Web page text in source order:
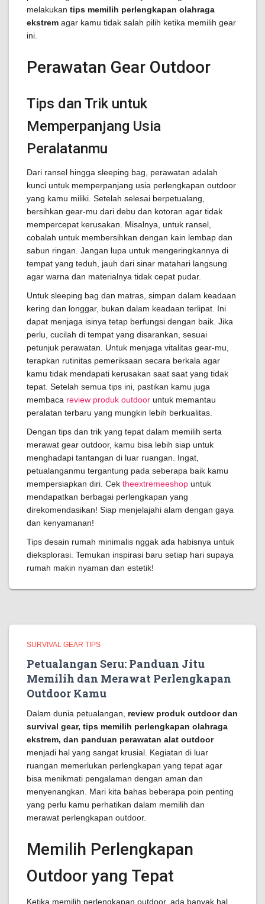
melakukan tips memilih perlengkapan olahraga
ekstrem agar kamu tidak salah pilih ketika memilih gear
ini.
Perawatan Gear Outdoor
Tips dan Trik untuk
Memperpanjang Usia
Peralatanmu
Dari ransel hingga sleeping bag, perawatan adalah
kunci untuk memperpanjang usia perlengkapan outdoor
yang kamu miliki. Setelah selesai berpetualang,
bersihkan gear-mu dari debu dan kotoran agar tidak
mempercepat kerusakan. Misalnya, untuk ransel,
cobalah untuk membersihkan dengan kain lembap dan
sabun ringan. Jangan lupa untuk mengeringkannya di
tempat yang teduh, jauh dari sinar matahari langsung
agar warna dan materialnya tidak cepat pudar.
Untuk sleeping bag dan matras, simpan dalam keadaan
kering dan longgar, bukan dalam keadaan terlipat. Ini
dapat menjaga isinya tetap berfungsi dengan baik. Jika
perlu, cucilah di tempat yang disarankan, sesuai
petunjuk perawatan. Untuk menjaga vitalitas gear-mu,
terapkan rutinitas pemeriksaan secara berkala agar
kamu tidak mendapati kerusakan saat saat yang tidak
tepat. Setelah semua tips ini, pastikan kamu juga
membaca review produk outdoor untuk memantau
peralatan terbaru yang mungkin lebih berkualitas.
Dengan tips dan trik yang tepat dalam memilih serta
merawat gear outdoor, kamu bisa lebih siap untuk
menghadapi tantangan di luar ruangan. Ingat,
petualanganmu tergantung pada seberapa baik kamu
mempersiapkan diri. Cek theextremeeshop untuk
mendapatkan berbagai perlengkapan yang
direkomendasikan! Siap menjelajahi alam dengan gaya
dan kenyamanan!
Tips desain rumah minimalis nggak ada habisnya untuk
dieksplorasi. Temukan inspirasi baru setiap hari supaya
rumah makin nyaman dan estetik!
SURVIVAL GEAR TIPS
Petualangan Seru: Panduan Jitu
Memilih dan Merawat Perlengkapan
Outdoor Kamu
Dalam dunia petualangan, review produk outdoor dan
survival gear, tips memilih perlengkapan olahraga
ekstrem, dan panduan perawatan alat outdoor
menjadi hal yang sangat krusial. Kegiatan di luar
ruangan memerlukan perlengkapan yang tepat agar
bisa menikmati pengalaman dengan aman dan
menyenangkan. Mari kita bahas beberapa poin penting
yang perlu kamu perhatikan dalam memilih dan
merawat perlengkapan outdoor.
Memilih Perlengkapan
Outdoor yang Tepat
Ketika memilih perlengkapan outdoor, ada banyak hal